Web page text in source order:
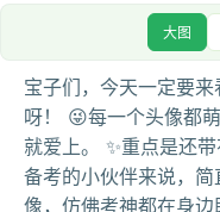
大图
宝子们，今天一定要
呀！ 😜每一个头像都
就爱上。 ✨重点是还
备考的小伙伴来说，
像，仿佛考神都在身